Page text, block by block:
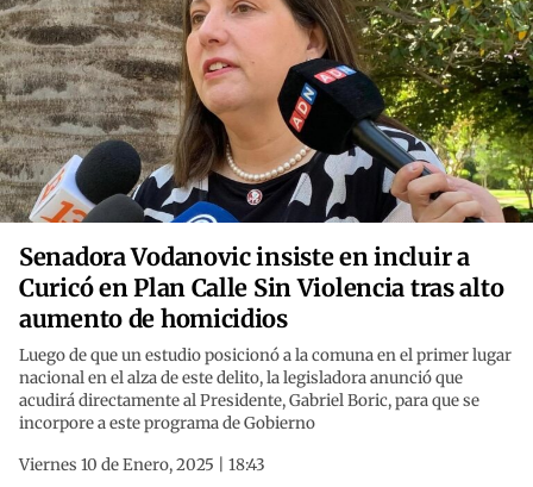
Senadora Vodanovic insiste en incluir a
Curicó en Plan Calle Sin Violencia tras alto
aumento de homicidios
Luego de que un estudio posicionó a la comuna en el primer lugar
nacional en el alza de este delito, la legisladora anunció que
acudirá directamente al Presidente, Gabriel Boric, para que se
incorpore a este programa de Gobierno
Viernes 10 de Enero, 2025 | 18:43